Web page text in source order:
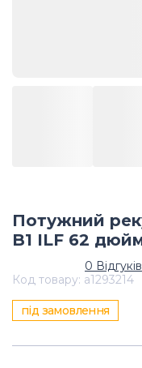
Потужний
0 Відгуків
Код товару: a1293214
під замовлення